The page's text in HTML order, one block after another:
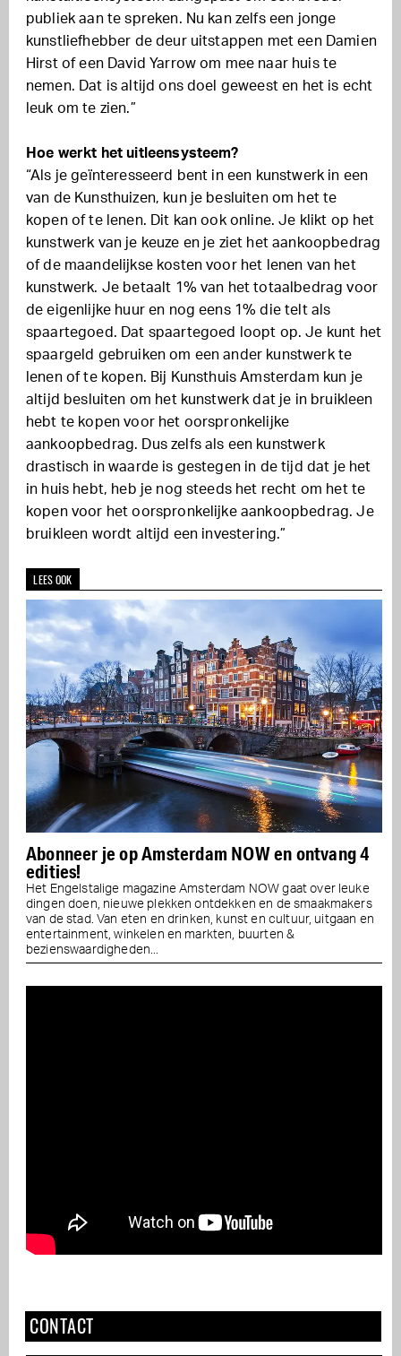
publiek aan te spreken. Nu kan zelfs een jonge
kunstliefhebber de deur uitstappen met een Damien
Hirst of een David Yarrow om mee naar huis te
nemen. Dat is altijd ons doel geweest en het is echt
leuk om te zien.”
Hoe werkt het uitleensysteem?
“Als je geïnteresseerd bent in een kunstwerk in een
van de Kunsthuizen, kun je besluiten om het te
kopen of te lenen. Dit kan ook online. Je klikt op het
kunstwerk van je keuze en je ziet het aankoopbedrag
of de maandelijkse kosten voor het lenen van het
kunstwerk. Je betaalt 1% van het totaalbedrag voor
de eigenlijke huur en nog eens 1% die telt als
spaartegoed. Dat spaartegoed loopt op. Je kunt het
spaargeld gebruiken om een ander kunstwerk te
lenen of te kopen. Bij Kunsthuis Amsterdam kun je
altijd besluiten om het kunstwerk dat je in bruikleen
hebt te kopen voor het oorspronkelijke
aankoopbedrag. Dus zelfs als een kunstwerk
drastisch in waarde is gestegen in de tijd dat je het
in huis hebt, heb je nog steeds het recht om het te
kopen voor het oorspronkelijke aankoopbedrag. Je
bruikleen wordt altijd een investering.”
LEES OOK
Abonneer je op Amsterdam NOW en ontvang 4
edities!
Het Engelstalige magazine Amsterdam NOW gaat over leuke
dingen doen, nieuwe plekken ontdekken en de smaakmakers
van de stad. Van eten en drinken, kunst en cultuur, uitgaan en
entertainment, winkelen en markten, buurten &
bezienswaardigheden...
CONTACT